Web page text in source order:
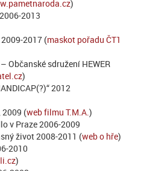
)
2013
2017 (maskot pořadu ČT1
Občanské sdružení HEWER
)
2012
2009 (web filmu T.M.A. )
v Praze 2006-2009
život 2008-2011 (web o hře)
2010
)